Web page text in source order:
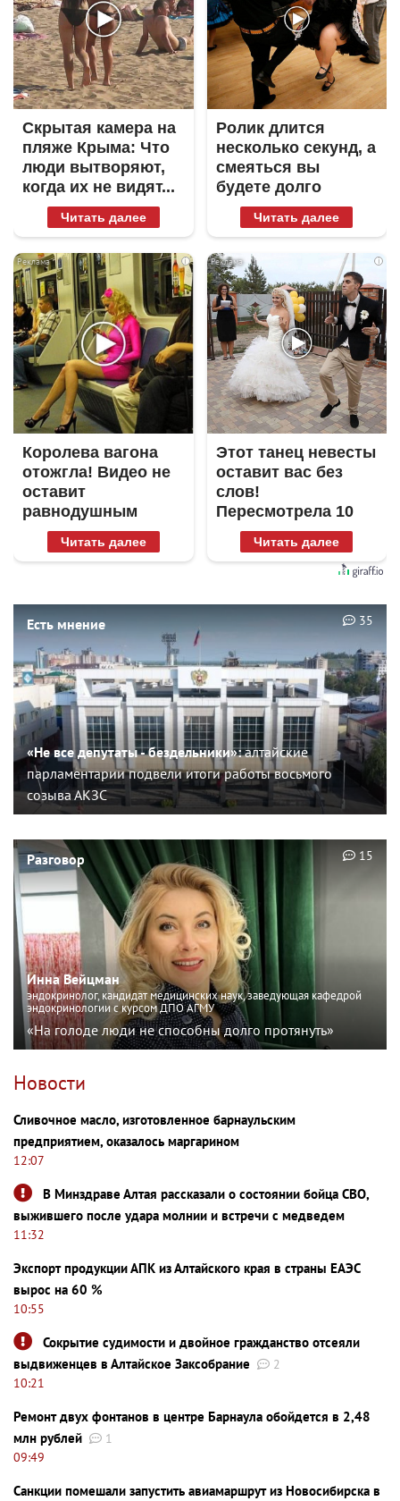
Скрытая камера на
пляже Крыма: Что
люди вытворяют,
когда их не видят...
Читать далее
Ролик длится
несколько секунд, а
смеяться вы
будете долго
Читать далее
i
Королева вагона
отожгла! Видео не
оставит
равнодушным
Читать далее
i
Этот танец невесты
оставит вас без
слов!
Пересмотрела 10
раз
Читать далее
Есть мнение
«Не все депутаты - бездельники»:алтайские
парламентарии подвели итоги работы восьмого
созыва АКЗС
35
Разговор
Инна Вейцман
эндокринолог, кандидат медицинских наук, заведующая кафедрой
эндокринологии с курсом ДПО АГМУ
«На голоде люди не способны долго протянуть»
15
Новости
Сливочное масло, изготовленное барнаульским
предприятием, оказалось маргарином
12:07
В Минздраве Алтая рассказали о состоянии бойца СВО,
выжившего после удара молнии и встречи с медведем
11:32
Экспорт продукции АПК из Алтайского края в страны ЕАЭС
вырос на 60 %
10:55
Сокрытие судимости и двойное гражданство отсеяли
выдвиженцев в Алтайское Заксобрание
2
10:21
Ремонт двух фонтанов в центре Барнаула обойдется в 2,48
млн рублей
1
09:49
Санкции помешали запустить авиамаршрут из Новосибирска в